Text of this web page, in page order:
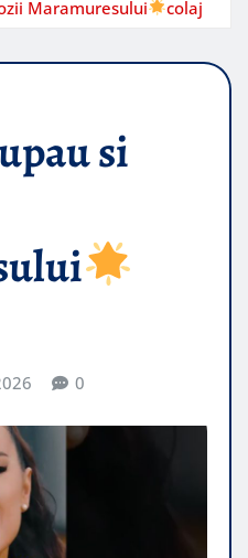
Maramuresului
colaj
si
0